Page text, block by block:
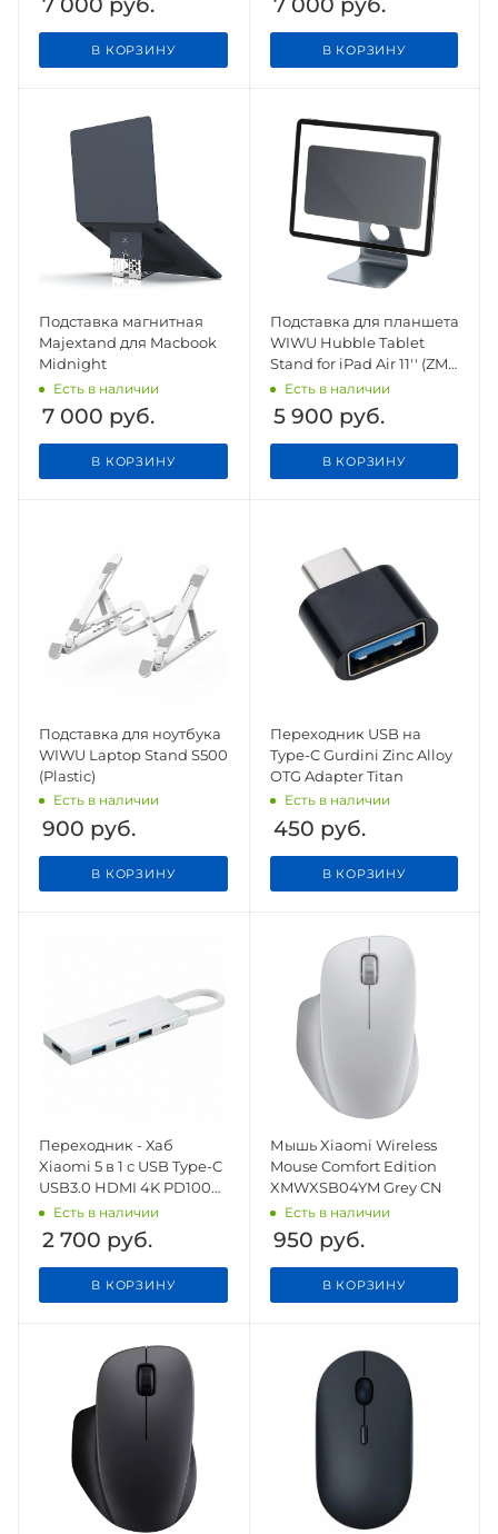
В КОРЗИНУ В КОРЗИНУ
Подставка магнитная
Majextand для Macbook
Midnight
Есть в наличии
7 000 руб.
В КОРЗИНУ
Подставка для планшета
WIWU Hubble Tablet
Stand for iPad Air 11'' (ZM-
310)Есть в наличии
5 900 руб.
В КОРЗИНУ
Подставка для ноутбука
WIWU Laptop Stand S500
(Plastic)
Есть в наличии
900 руб.
В КОРЗИНУ
Переходник USB на
Type-C Gurdini Zinc Alloy
OTG Adapter Titan
Есть в наличии
450 руб.
В КОРЗИНУ
Переходник - Хаб
Xiaomi 5 в 1 с USB Type-C
USB3.0 HDMI 4K PD100W
(XMDS05YM)
Есть в наличии
2 700 руб.
В КОРЗИНУ
Мышь Xiaomi Wireless
Mouse Comfort Edition
XMWXSB04YM Grey CN
Есть в наличии
950 руб.
В КОРЗИНУ